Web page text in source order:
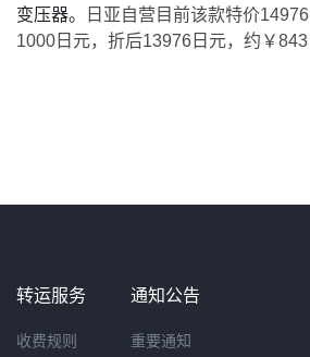
变压器。
日亚自营目前该款特价14976
1000 日元，折后13976 日元，约￥843
转运服务
收费规则
通知公告
重要通知